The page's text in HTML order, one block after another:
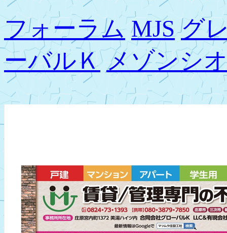
フォーラム MJS グ
ーバルＫ メゾンシ